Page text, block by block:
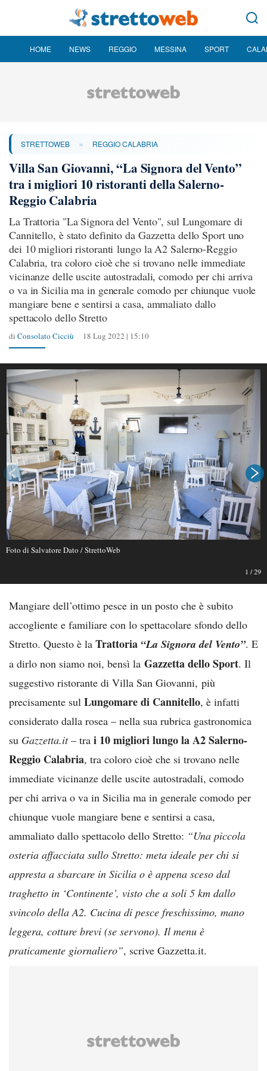
HOME NEWS REGGIO MESSINA SPORT
STRETTOWEB » REGGIO CALABRIA
Villa San Giovanni, “La Signora del Vento”
tra i migliori 10 ristoranti della Salerno-
Reggio Calabria
La Trattoria "La Signora del Vento", sul Lungomare di
Cannitello, è stato definito da Gazzetta dello Sport uno
dei 10 migliori ristoranti lungo la A2 Salerno-Reggio
Calabria, tra coloro cioè che si trovano nelle immediate
vicinanze delle uscite autostradali, comodo per chi arriva
o va in Sicilia ma in generale comodo per chiunque vuole
mangiare bene e sentirsi a casa, ammaliato dallo
spettacolo dello Stretto
di Consolato Cicciù 18 Lug 2022 | 15:10
Foto di Salvatore Dato / StrettoWeb
1 /29
Mangiare dell’ottimo pesce in un posto che è subito
accogliente e familiare con lo spettacolare sfondo dello
Stretto. Questo è la Trattoria “La Signora del Vento”. E
a dirlo non siamo noi, bensì la Gazzetta dello Sport. Il
suggestivo ristorante di Villa San Giovanni, più
precisamente sul Lungomare di Cannitello, è infatti
considerato dalla rosea – nella sua rubrica gastronomica
su Gazzetta.it– tra i 10 migliori lungo la A2 Salerno-
Reggio Calabria, tra coloro cioè che si trovano nelle
immediate vicinanze delle uscite autostradali, comodo
per chi arriva o va in Sicilia ma in generale comodo per
chiunque vuole mangiare bene e sentirsi a casa,
ammaliato dallo spettacolo dello Stretto: “Una piccola
osteria affacciata sullo Stretto: meta ideale per chi si
appresta a sbarcare in Sicilia o è appena sceso dal
traghetto in ‘Continente’, visto che a soli 5 km dallo
svincolo della A2. Cucina di pesce freschissimo, mano
leggera, cotture brevi (se servono). Il menu è
praticamente giornaliero”, scrive Gazzetta.it.